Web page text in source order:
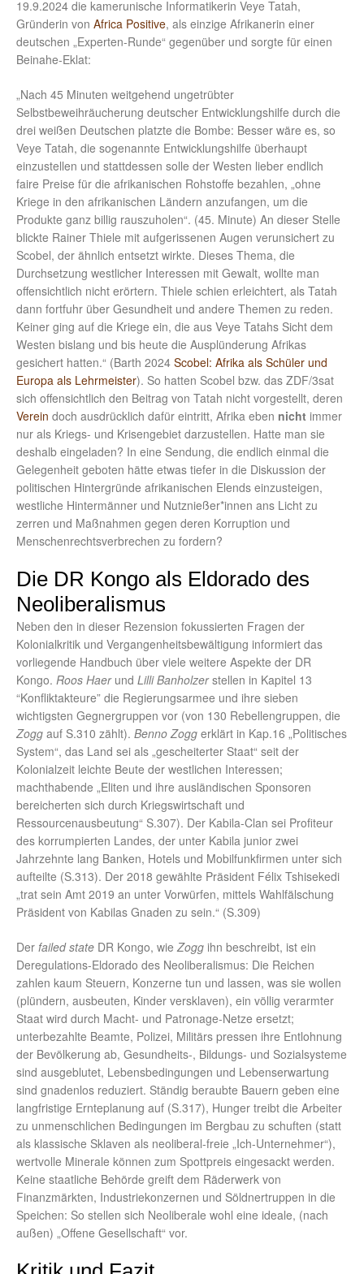
19.9.2024 die kamerunische Informatikerin Veye Tatah,
Gründerin von Africa Positive, als einzige Afrikanerin einer
deutschen „Experten-Runde“ gegenüber und sorgte für einen
Beinahe-Eklat:
„Nach 45 Minuten weitgehend ungetrübter
Selbstbeweihräucherung deutscher Entwicklungshilfe durch die
drei weißen Deutschen platzte die Bombe: Besser wäre es, so
Veye Tatah, die sogenannte Entwicklungshilfe überhaupt
einzustellen und stattdessen solle der Westen lieber endlich
faire Preise für die afrikanischen Rohstoffe bezahlen, „ohne
Kriege in den afrikanischen Ländern anzufangen, um die
Produkte ganz billig rauszuholen“. (45. Minute) An dieser Stelle
blickte Rainer Thiele mit aufgerissenen Augen verunsichert zu
Scobel, der ähnlich entsetzt wirkte. Dieses Thema, die
Durchsetzung westlicher Interessen mit Gewalt, wollte man
offensichtlich nicht erörtern. Thiele schien erleichtert, als Tatah
dann fortfuhr über Gesundheit und andere Themen zu reden.
Keiner ging auf die Kriege ein, die aus Veye Tatahs Sicht dem
Westen bislang und bis heute die Ausplünderung Afrikas
gesichert hatten.“ (Barth 2024 Scobel: Afrika als Schüler und
Europa als Lehrmeister). So hatten Scobel bzw. das ZDF/3sat
sich offensichtlich den Beitrag von Tatah nicht vorgestellt, deren
Verein doch ausdrücklich dafür eintritt, Afrika eben nicht immer
nur als Kriegs- und Krisengebiet darzustellen. Hatte man sie
deshalb eingeladen? In eine Sendung, die endlich einmal die
Gelegenheit geboten hätte etwas tiefer in die Diskussion der
politischen Hintergründe afrikanischen Elends einzusteigen,
westliche Hintermänner und Nutznießer*innen ans Licht zu
zerren und Maßnahmen gegen deren Korruption und
Menschenrechtsverbrechen zu fordern?
Die DR Kongo als Eldorado des
Neoliberalismus
Neben den in dieser Rezension fokussierten Fragen der
Kolonialkritik und Vergangenheitsbewältigung informiert das
vorliegende Handbuch über viele weitere Aspekte der DR
Kongo. Roos Haer und Lilli Banholzerstellen in Kapitel 13
“Konfliktakteure” die Regierungsarmee und ihre sieben
wichtigsten Gegnergruppen vor (von 130 Rebellengruppen, die
Zogg auf S.310 zählt). Benno Zogg erklärt in Kap.16 „Politisches
System“, das Land sei als „gescheiterter Staat“ seit der
Kolonialzeit leichte Beute der westlichen Interessen;
machthabende „Eliten und ihre ausländischen Sponsoren
bereicherten sich durch Kriegswirtschaft und
Ressourcenausbeutung“ S.307). Der Kabila-Clan sei Profiteur
des korrumpierten Landes, der unter Kabila junior zwei
Jahrzehnte lang Banken, Hotels und Mobilfunkfirmen unter sich
aufteilte (S.313). Der 2018 gewählte Präsident Félix Tshisekedi
„trat sein Amt 2019 an unter Vorwürfen, mittels Wahlfälschung
Präsident von Kabilas Gnaden zu sein.“ (S.309)
Der failed state DR Kongo, wieZogg ihn beschreibt, ist ein
Deregulations-Eldorado des Neoliberalismus: Die Reichen
zahlen kaum Steuern, Konzerne tun und lassen, was sie wollen
(plündern, ausbeuten, Kinder versklaven), ein völlig verarmter
Staat wird durch Macht- und Patronage-Netze ersetzt;
unterbezahlte Beamte, Polizei, Militärs pressen ihre Entlohnung
der Bevölkerung ab, Gesundheits-, Bildungs- und Sozialsysteme
sind ausgeblutet, Lebensbedingungen und Lebenserwartung
sind gnadenlos reduziert. Ständig beraubte Bauern geben eine
langfristige Ernteplanung auf (S.317), Hunger treibt die Arbeiter
zu unmenschlichen Bedingungen im Bergbau zu schuften (statt
als klassische Sklaven als neoliberal-freie „Ich-Unternehmer“),
wertvolle Minerale können zum Spottpreis eingesackt werden.
Keine staatliche Behörde greift dem Räderwerk von
Finanzmärkten, Industriekonzernen und Söldnertruppen in die
Speichen: So stellen sich Neoliberale wohl eine ideale, (nach
außen) „Offene Gesellschaft“ vor.